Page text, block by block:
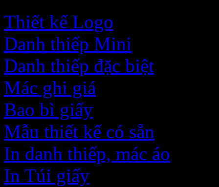
Thiết kế Logo
Danh thiếp Mini
Danh thiếp đặc biệt
Mác ghi giá
Bao bì giấy
Mẫu thiết kế có sẵn
In danh thiếp, mác áo
In Túi giấy